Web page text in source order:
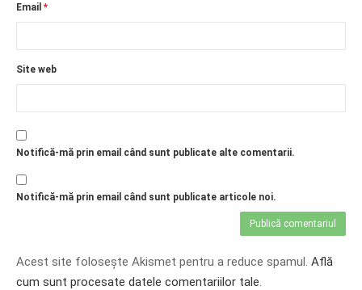
Email *
Site web
Notifică-mă prin email când sunt publicate alte comentarii.
Notifică-mă prin email când sunt publicate articole noi.
Acest site folosește Akismet pentru a reduce spamul. Află
cum sunt procesate datele comentariilor tale.